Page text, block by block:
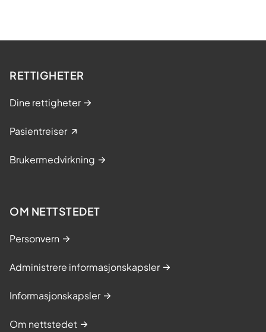
RETTIGHETER
Dine rettigheter
Pasientreiser
Brukermedvirkning
OM NETTSTEDET
Personvern
Administrere informasjonskapsler
Informasjonskapsler
Om nettstedet